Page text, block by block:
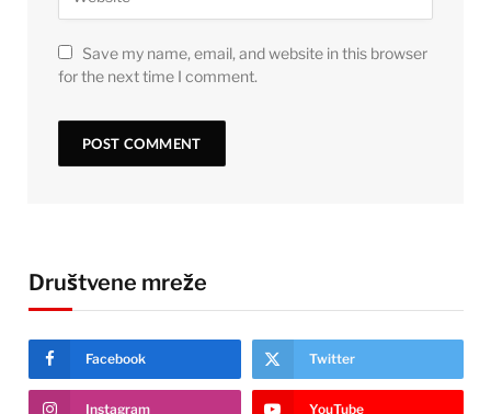
Save my name, email, and website in this browser
for the next time I comment.
Društvene mreže
Facebook Twitter
Instagram YouTube